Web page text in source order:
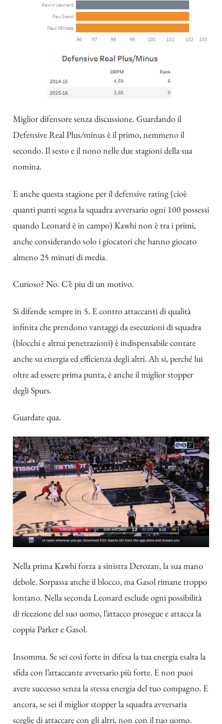
Miglior difensore senza discussione. Guardando il
Defensive Real Plus/minus è il primo, nemmeno il
secondo. Il sesto e il nono nelle due stagioni della sua
nomina.
E anche questa stagione per il defensive rating (cioè
quanti punti segna la squadra avversario ogni 100 possessi
quando Leonard è in campo) Kawhi non è tra i primi,
anche considerando solo i giocatori che hanno giocato
almeno 25 minuti di media.
Curioso? No. C’è piu di un motivo.
Si difende sempre in 5. E contro attaccanti di qualità
infinita che prendono vantaggi da esecuzioni di squadra
(blocchi e altrui penetrazioni) è indispensabile contare
anche su energia ed efficienza degli altri. Ah si, perché lui
oltre ad essere prima punta, è anche il miglior stopper
degli Spurs.
Guardate qua.
Nella prima Kawhi forza a sinistra Derozan, la sua mano
debole. Sorpassa anche il blocco, ma Gasol rimane troppo
lontano. Nella seconda Leonard esclude ogni possibilità
di ricezione del suo uomo, l’attacco prosegue e attacca la
coppia Parker e Gasol.
Insomma. Se sei così forte in difesa la tua energia esalta la
sfida con l’attaccante avversario più forte. E non puoi
avere successo senza la stessa energia del tuo compagno. E
ancora, se sei il miglior stopper la squadra avversaria
sceglie di attaccare con gli altri, non con il tuo uomo.